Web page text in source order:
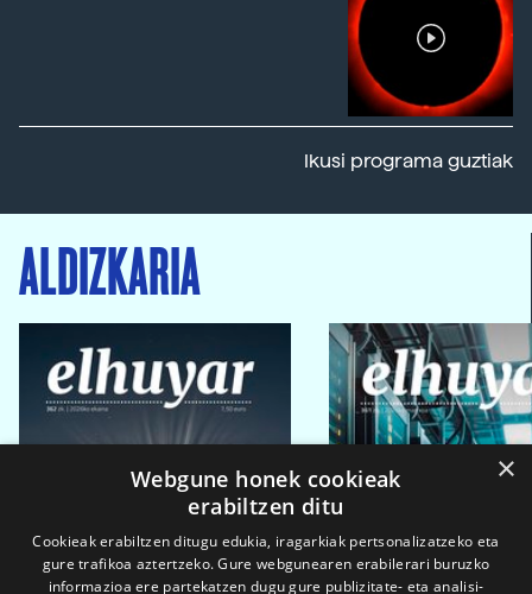
Ikusi programa guztiak
ALDIZKARIA
×
Webgune honek cookieak
erabiltzen ditu
Cookieak erabiltzen ditugu edukia, iragarkiak pertsonalizatzeko eta
gure trafikoa aztertzeko. Gure webgunearen erabilerari buruzko
informazioa ere partekatzen dugu gure publizitate- eta analisi-